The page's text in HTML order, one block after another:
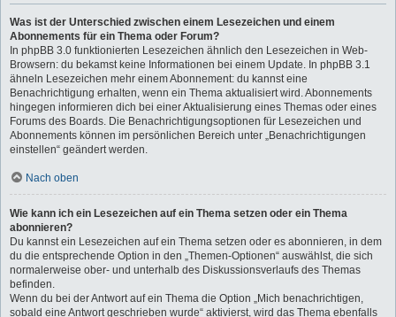
Was ist der Unterschied zwischen einem Lesezeichen und einem
Abonnements für ein Thema oder Forum?
In phpBB 3.0 funktionierten Lesezeichen ähnlich den Lesezeichen in Web-
Browsern: du bekamst keine Informationen bei einem Update. In phpBB 3.1
ähneln Lesezeichen mehr einem Abonnement: du kannst eine
Benachrichtigung erhalten, wenn ein Thema aktualisiert wird. Abonnements
hingegen informieren dich bei einer Aktualisierung eines Themas oder eines
Forums des Boards. Die Benachrichtigungsoptionen für Lesezeichen und
Abonnements können im persönlichen Bereich unter „Benachrichtigungen
einstellen“ geändert werden.
Nach oben
Wie kann ich ein Lesezeichen auf ein Thema setzen oder ein Thema
abonnieren?
Du kannst ein Lesezeichen auf ein Thema setzen oder es abonnieren, in dem
du die entsprechende Option in den „Themen-Optionen“ auswählst, die sich
normalerweise ober- und unterhalb des Diskussionsverlaufs des Themas
befinden.
Wenn du bei der Antwort auf ein Thema die Option „Mich benachrichtigen,
sobald eine Antwort geschrieben wurde“ aktivierst, wird das Thema ebenfalls